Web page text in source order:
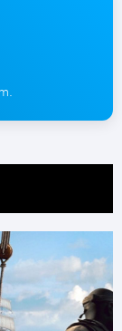
.Click to chat directly via Telegram